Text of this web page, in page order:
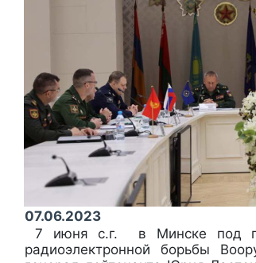
07.06.2023
7 июня с.г. в Минске под
радиоэлектронной борьбы